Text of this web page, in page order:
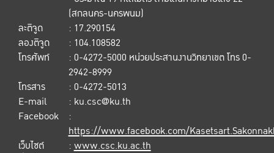
(สกลนคร-นครพนม)
ละติจูด
: 17.290154
ลองติจูด
: 104.108582
โทรศัพท์
: 0-4272-5000 หน่วยประสานงานวิทยาเขต โทร 0-
2942-8999
โทรสาร
: 0-4272-5013
E-mail
: ku.csc@ku.th
Facebook
:
https://www.facebook.com/
เว็บไซต์
:www.csc.ku.ac.th